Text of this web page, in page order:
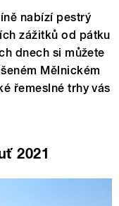
nabízí pestrý
zážitků od pátku
dnech si můžete
Mělnickém
řemeslné trhy vás
2021